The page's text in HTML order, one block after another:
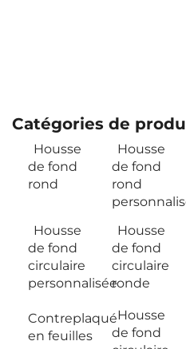
Catégories de
Housse
de fond
rond
Housse
de fond
rond
Housse
de fond
circulaire
personnalisée
Housse
de fond
circulaire
ronde
Contreplaqué
en feuilles
Housse
de fond